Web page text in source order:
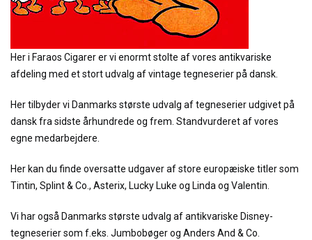
Her i Faraos Cigarer er vi enormt stolte af vores antikvariske
afdeling med et stort udvalg af vintage tegneserier på dansk.
Her tilbyder vi Danmarks største udvalg af tegneserier udgivet på
dansk fra sidste århundrede og frem. Standvurderet af vores
egne medarbejdere.
Her kan du finde oversatte udgaver af store europæiske titler som
Tintin, Splint & Co., Asterix, Lucky Luke og Linda og Valentin.
Vi har også Danmarks største udvalg af antikvariske Disney-
tegneserier som f.eks. Jumbobøger og Anders And & Co.